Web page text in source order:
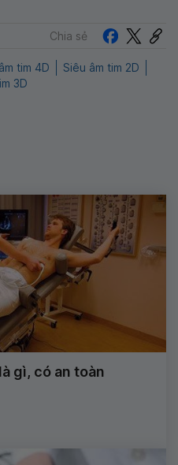
Chia sẻ
tim 4D
Siêu âm tim 2D
3D
gì, có an toàn